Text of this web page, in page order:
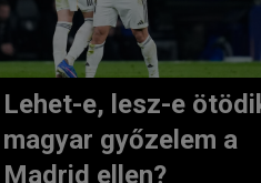
Lehet-e, lesz-e
magyar győzelem a
Madrid ellen?